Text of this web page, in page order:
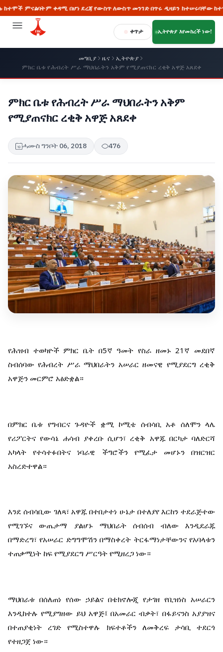
ቀዳሚ በሆነ ደረጃ የውስጥ ለውስጥ መንገድ በጥሩ ዲዛይን ከተሠሩባቸው ከተሞች
ቀጥታ ኢትዮጵያ እየመከረች ነው!
መግቢያ ዜና
ኢትዮጵያ
ምክር ቤቱ የሕብረት ሥራ ማህበራትን አቅም የሚያጠናክር ረቂቅ አዋጅ አጸደቀ
ምክር ቤቱ የሕብረት ሥራ ማህበራትን አቅም
የሚያጠናክር ረቂቅ አዋጅ አጸደቀ
ሓሙስ ግንቦት 06, 2018 476
የሕዝብ ተወካዮች ምክር ቤት በ5ኛ ዓመት የስራ ዘመኑ 21ኛ መደበኛ
ስብሰባው የሕብረት ሥራ ማህበራትን አሠራር ዘመናዊ የሚያደርግ ረቂቅ
አዋጅን መርምሮ አፅድቋል።
በምክር ቤቱ የግብርና ጉዳዮች ቋሚ ኮሚቴ ሰብሳቢ አቶ ሰለሞን ላሌ
የሪፖርትና የውሳኔ ሐሳብ ያቀረቡ ሲሆን፣ ረቂቅ አዋጁ በርካታ ባለድርሻ
አካላት የተሳተፉበትና ነባራዊ ችግሮችን የሚፈታ መሆኑን በዝርዝር
አስረድተዋል።
እንደ ሰብሳቢው ገለጻ፣ አዋጁ በተበታተነ ሁኔታ በተለያየ እርከን ተደራጅተው
የሚገኙና ውጤታማ ያልሆኑ ማህበራት ሰብሰብ ብለው እንዲደራጁ
በማድረግ፣ የአሠራር ድግግሞሽን በማስቀረት ትርፋማነታቸውንና የአባላቱን
ተጠቃሚነት ከፍ የሚያደርግ ሥርዓት የሚዘረጋ ነው።
ማህበራቱ በሰለጠነ የሰው ኃይልና በቴክኖሎጂ የታገዘ የቢዝነስ አሠራርን
እንዲከተሉ የሚያግዘው ይህ አዋጅ፤ በአመራር ብቃት፣ በፋይናንስ አያያዝና
በተጠያቂነት ረገድ የሚስተዋሉ ክፍተቶችን ለመቅረፍ ታሳቢ ተደርጎ
የተዘጋጀ ነው።